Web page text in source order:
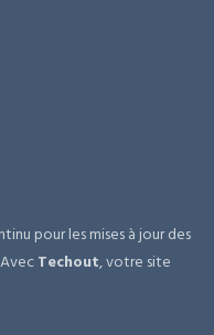
pour les mises à jour des
Techout, votre site